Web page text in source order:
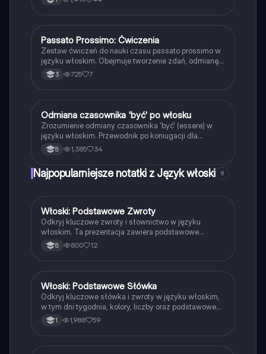
zasady tworzenia participio passato. Obejmuje
gramatyki włoskiej.
Język włoski
Passato Prossimo: Ćwiczenia
Zestaw ćwiczeń do nauki czasu passato prossimo w
języku włoskim. Obejmuje tworzenie zdań, odmianę
czasowników oraz praktyczne przykłady. Idealne dla
uczniów pragnących doskonalić swoje umiejętności
3 725 7
Język włoski
Odmiana czasownika 'być' po włosku
Zrozumienie odmiany czasownika 'być' (essere) w
języku włoskim. Przewodnik po koniugacji dla
wszystkich osób: ja, ty, on, ona, my, wy, oni. Idealne
dla uczniów uczących się włoskiego. Typ:
8 1,385 34
Najpopularniejsze notatki z Język włoski 9
Język włoski
Włoski: Podstawowe Zwroty
Odkryj kluczowe zwroty i słownictwo w języku
włoskim. Ta prezentacja zawiera podstawowe
wyrażenia, pytania oraz słownictwo dotyczące
rodziny, przyjaciół i codziennych interakcji. Idealna
8 800 12
Język włoski
Włoski: Podstawowe Słówka
Odkryj kluczowe słówka i zwroty w języku włoskim,
w tym dni tygodnia, kolory, liczby oraz podstawowe
zwroty grzecznościowe. Idealne dla początkujących
uczniów, którzy chcą szybko przyswoić włoski. Typ:
1 1,988 59